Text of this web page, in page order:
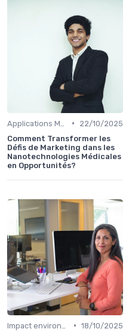
•
22/10/2025
Comment Transformer les
Défis de Marketing dans les
Nanotechnologies Médicales
en Opportunités?
• 18/10/2025